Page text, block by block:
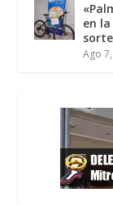
en
Ago